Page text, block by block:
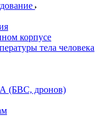
корпусе
тела человека
(БВС, дронов)